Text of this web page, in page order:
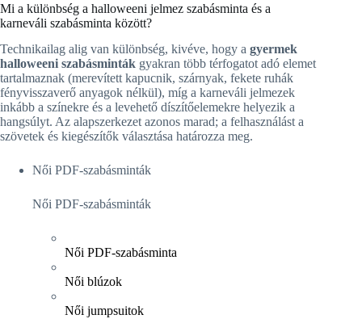
Mi a különbség a halloweeni jelmez szabásminta és a
karneváli szabásminta között?
Technikailag alig van különbség, kivéve, hogy a gyermek
halloweeni szabásminták gyakran több térfogatot adó elemet
tartalmaznak (merevített kapucnik, szárnyak, fekete ruhák
fényvisszaverő anyagok nélkül), míg a karneváli jelmezek
inkább a színekre és a levehető díszítőelemekre helyezik a
hangsúlyt. Az alapszerkezet azonos marad; a felhasználást a
szövetek és kiegészítők választása határozza meg.
Női PDF-szabásminták
Női PDF-szabásminták
Női PDF-szabásminta
Női blúzok
Női jumpsuitok